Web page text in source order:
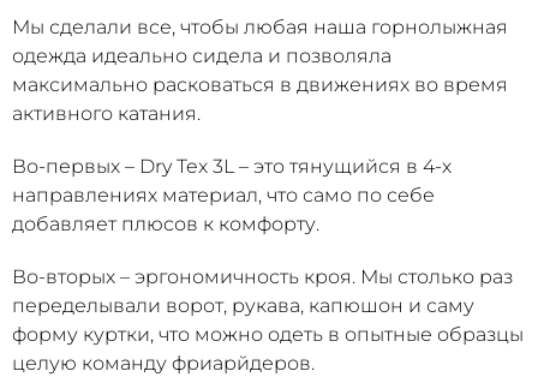
Мы сделали все, чтобы любая наша горнолыжная
одежда идеально сидела и позволяла
максимально расковаться в движениях во время
активного катания.
Во-первых – Dry Tex 3L – это тянущийся в 4-х
направлениях материал, что само по себе
добавляет плюсов к комфорту.
Во-вторых – эргономичность кроя. Мы столько раз
переделывали ворот, рукава, капюшон и саму
форму куртки, что можно одеть в опытные образцы
целую команду фриарйдеров.